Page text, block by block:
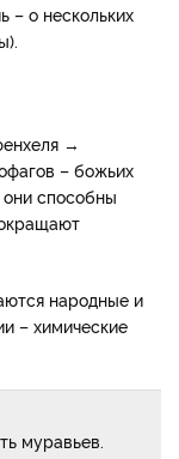
– о нескольких
→
– божьих
они способны
народные и
– химические
муравьев.